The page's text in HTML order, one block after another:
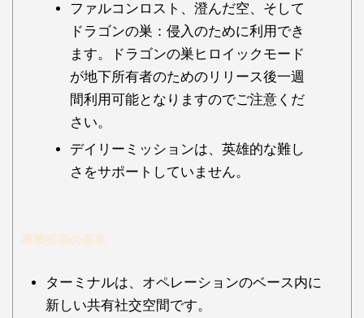
ファルコンロスト、澄んだ空、そして
ドラゴンの巣：侵入のために利用でき
ます。ドラゴンの巣ヒロイックモード
が地下所有者のためのリリース後一週
間利用可能となりますのでご注意くだ
さい。
デイリーミッションは、英雄的な難し
さをサポートしていません。
事業拡張の基本
ターミナルは、オペレーションのベース内に
新しい共有社交空間です。